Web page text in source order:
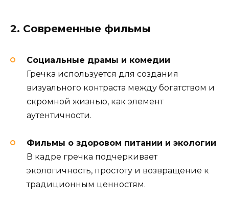
2. Современные фильмы
Социальные драмы и комедии
Гречка используется для создания
визуального контраста между богатством и
скромной жизнью, как элемент
аутентичности.
Фильмы о здоровом питании и экологии
В кадре гречка подчеркивает
экологичность, простоту и возвращение к
традиционным ценностям.